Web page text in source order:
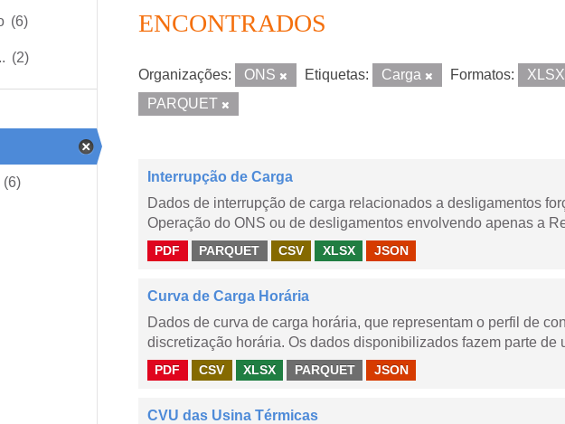
(6)
(2)
(6)
ENCONTRADOS
Organizações: ONS Etiquetas: Carga Formatos: XLSX
PARQUET
Interrupção de Carga
Dados de interrupção de carga relacionados a desligamentos
Operação do ONS ou de desligamentos envolvendo apenas a
PDF PARQUET CSV XLSX JSON
Curva de Carga Horária
Dados de curva de carga horária, que representam o perfil de
discretização horária. Os dados disponibilizados fazem parte de
PDF CSV XLSX PARQUET JSON
CVU das Usina Térmicas